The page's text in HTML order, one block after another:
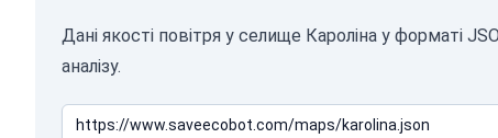
Дані якості повітря у селище Кароліна у форматі
аналізу.